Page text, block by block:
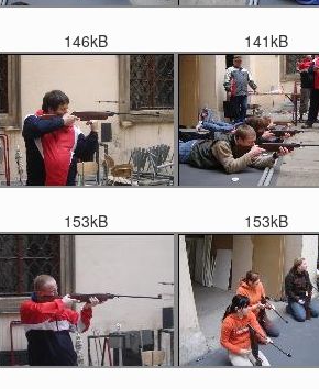
146kB 141kB
153kB 153kB